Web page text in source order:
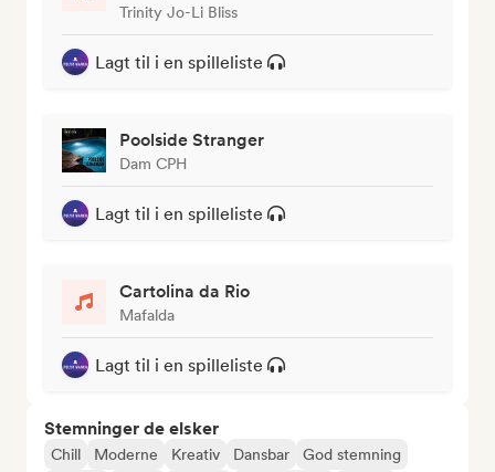
Trinity Jo-Li Bliss
Lagt til i en spilleliste
Poolside Stranger
Dam CPH
Lagt til i en spilleliste
Cartolina da Rio
Mafalda
Lagt til i en spilleliste
Stemninger de elsker
Chill Moderne Kreativ Dansbar God stemning